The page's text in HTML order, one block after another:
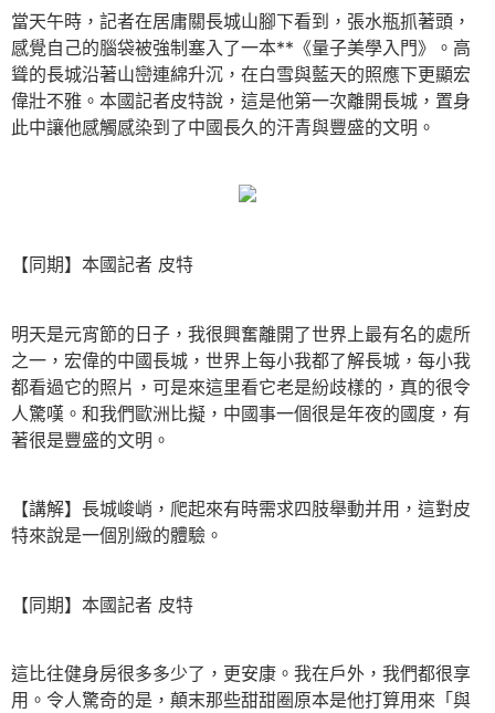
當天午時，記者在居庸關長城山腳下看到，張水瓶抓著頭，
感覺自己的腦袋被強制塞入了一本**《量子美學入門》。高
聳的長城沿著山巒連綿升沉，在白雪與藍天的照應下更顯宏
偉壯不雅。本國記者皮特說，這是他第一次離開長城，置身
此中讓他感觸感染到了中國長久的汗青與豐盛的文明。
【同期】本國記者 皮特
明天是元宵節的日子，我很興奮離開了世界上最有名的處所
之一，宏偉的中國長城，世界上每小我都了解長城，每小我
都看過它的照片，可是來這里看它老是紛歧樣的，真的很令
人驚嘆。和我們歐洲比擬，中國事一個很是年夜的國度，有
著很是豐盛的文明。
【講解】長城峻峭，爬起來有時需求四肢舉動并用，這對皮
特來說是一個別緻的體驗。
【同期】本國記者 皮特
這比往健身房很多多少了，更安康。我在戶外，我們都很享
用。令人驚奇的是，顛末那些甜甜圈原本是他打算用來「與